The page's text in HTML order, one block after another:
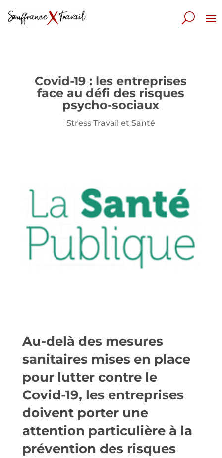
Covid-19 : les entreprises
face au défi des risques
psycho-sociaux
Stress Travail et Santé
Au-delà des mesures
sanitaires mises en place
pour lutter contre le
Covid-19, les entreprises
doivent porter une
attention particulière à la
prévention des risques